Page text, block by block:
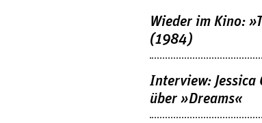
Wieder im Kino:
(1984)
Interview: Jessica
über »Dreams«